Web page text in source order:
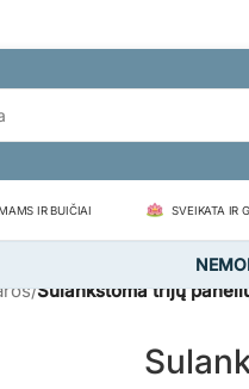
IR BUIČIAI SVEIKATA IR
/Sulankstoma trijų